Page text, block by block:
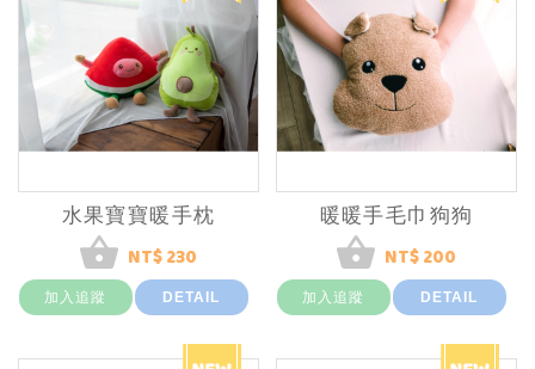
水果寶寶暖手枕
NT$ 230
加入追蹤 DETAIL
暖暖手毛巾狗狗
NT$ 200
加入追蹤 DETAIL